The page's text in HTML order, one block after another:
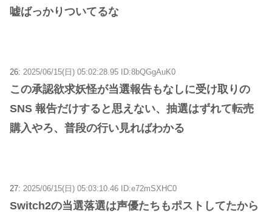
嘘ばっかりついてるな
26: 2025/06/15(日) 05:02:28.95 ID:8bQGgAuK0
この承認欲求妖怪が当選報告もなしに受け取りの
SNS 報告だけすると思えない、抽選はずれて転売
購入やろ、普段の行い見ればわかる
27: 2025/06/15(日) 05:03:10.46 ID:e72mSXHC0
Switch2の当選落選は声優たちもポストしてたから